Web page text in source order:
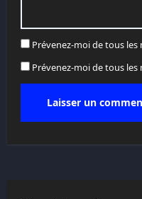
Prévenez-moi de tous
Prévenez-moi de tous